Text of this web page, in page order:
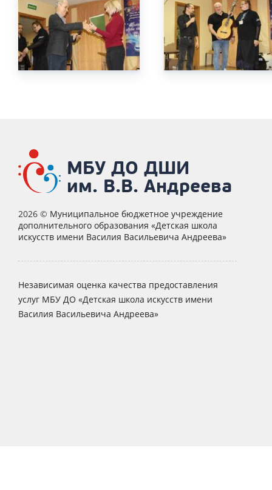
МБУ ДО ДШИ
им. В.В. Андреева
2026 © Муниципальное бюджетное учреждение
дополнительного образования «Детская школа
искусств имени Василия Васильевича Андреева»
Независимая оценка качества предоставления
услуг МБУ ДО «Детская школа искусств имени
Василия Васильевича Андреева»